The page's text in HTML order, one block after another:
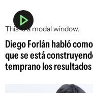
This is a modal window.
Diego Forlán habló
que se está
temprano los